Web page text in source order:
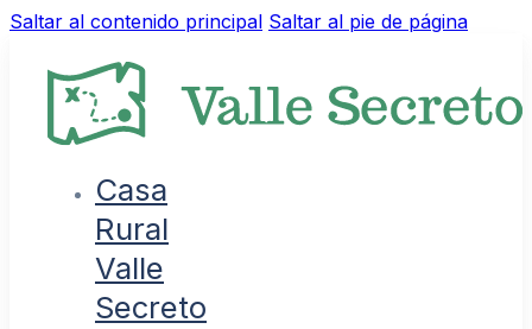
Saltar al contenido principal Saltar al pie de página
Casa
Rural
Valle
Secreto